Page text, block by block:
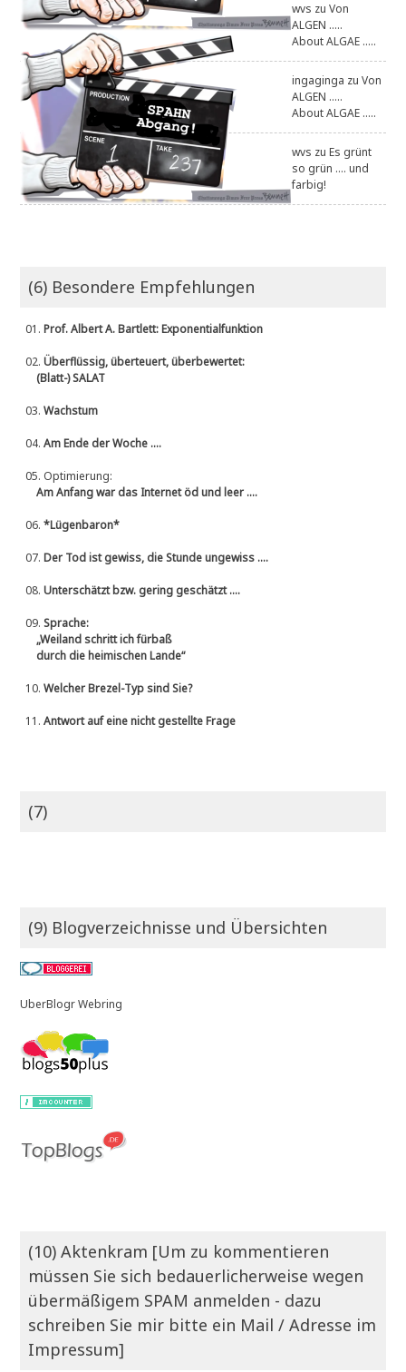
wvs zuVon
ALGEN .....
About ALGAE .....
ingaginga zuVon
ALGEN .....
About ALGAE .....
wvs zuEs grünt
so grün .... und
farbig!
(6) Besondere Empfehlungen
01.Prof. Albert A. Bartlett: Exponentialfunktion
02.Überflüssig, überteuert, überbewertet:
(Blatt-) SALAT
03.Wachstum
04.Am Ende der Woche ....
05. Optimierung:
Am Anfang war das Internet öd und leer ....
06.*Lügenbaron*
07.Der Tod ist gewiss, die Stunde ungewiss ....
08.Unterschätzt bzw. gering geschätzt ....
09.Sprache:
„Weiland schritt ich fürbaß
durch die heimischen Lande“
10.Welcher Brezel-Typ sind Sie?
11.Antwort auf eine nicht gestellte Frage
(7)
(9) Blogverzeichnisse und Übersichten
UberBlogr Webring
(10) Aktenkram [Um zu kommentieren
müssen Sie sich bedauerlicherweise wegen
übermäßigem SPAM anmelden - dazu
schreiben Sie mir bitte ein Mail / Adresse im
Impressum]